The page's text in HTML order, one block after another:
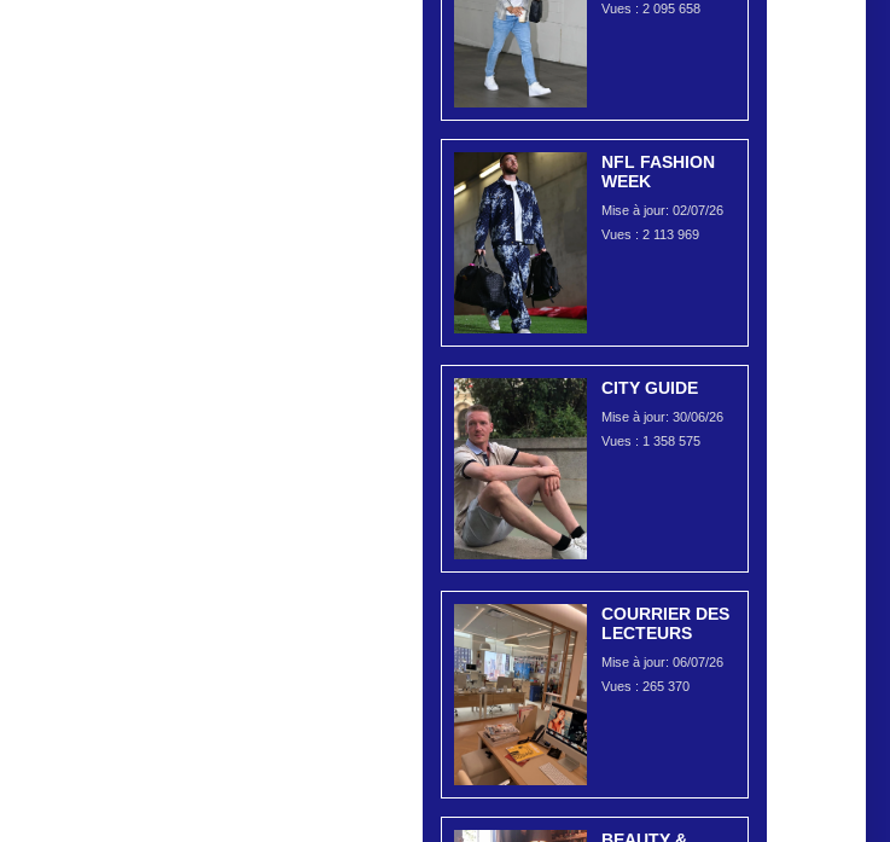
Vues : 2 095 658
NFL FASHION
WEEK
Mise à jour: 02/07/26
Vues : 2 113 969
CITY GUIDE
Mise à jour: 30/06/26
Vues : 1 358 575
COURRIER DES
LECTEURS
Mise à jour: 06/07/26
Vues : 265 370